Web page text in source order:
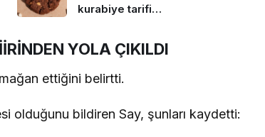
kurabiye tarifi…
YOLA ÇIKILDI
ettiğini belirtti.
olduğunu bildiren Say, şunları kaydetti: